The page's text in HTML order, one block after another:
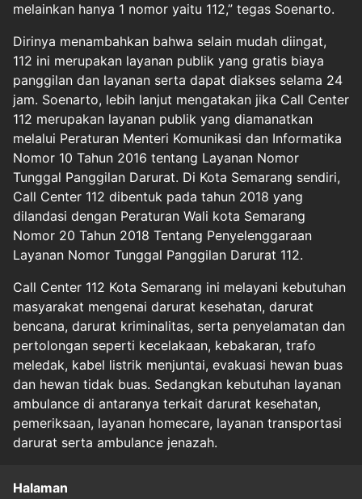
melainkan hanya 1 nomor yaitu 112,” tegas Soenarto.
Dirinya menambahkan bahwa selain mudah diingat,
112 ini merupakan layanan publik yang gratis biaya
panggilan dan layanan serta dapat diakses selama 24
jam. Soenarto, lebih lanjut mengatakan jika Call Center
112 merupakan layanan publik yang diamanatkan
melalui Peraturan Menteri Komunikasi dan Informatika
Nomor 10 Tahun 2016 tentang Layanan Nomor
Tunggal Panggilan Darurat. Di Kota Semarang sendiri,
Call Center 112 dibentuk pada tahun 2018 yang
dilandasi dengan Peraturan Wali kota Semarang
Nomor 20 Tahun 2018 Tentang Penyelenggaraan
Layanan Nomor Tunggal Panggilan Darurat 112.
Call Center 112 Kota Semarang ini melayani kebutuhan
masyarakat mengenai darurat kesehatan, darurat
bencana, darurat kriminalitas, serta penyelamatan dan
pertolongan seperti kecelakaan, kebakaran, trafo
meledak, kabel listrik menjuntai, evakuasi hewan buas
dan hewan tidak buas. Sedangkan kebutuhan layanan
ambulance di antaranya terkait darurat kesehatan,
pemeriksaan, layanan homecare, layanan transportasi
darurat serta ambulance jenazah.
Halaman